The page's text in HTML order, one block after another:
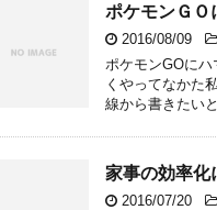
ポケモンＧＯ
2016/08/09
ポケモンGOに
くやってなかた
線から書きたい
家事の効率
2016/07/20